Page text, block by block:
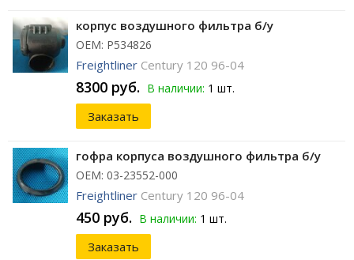
корпус воздушного фильтра б/у
ОЕМ: P534826
Freightliner Century 120 96-04
8300 руб. В наличии: 1 шт.
Заказать
гофра корпуса воздушного фильтра б/у
ОЕМ: 03-23552-000
Freightliner Century 120 96-04
450 руб. В наличии: 1 шт.
Заказать